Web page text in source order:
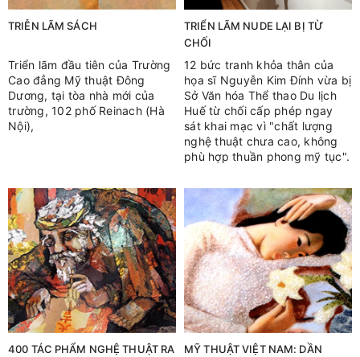
TRIỄN LÃM SÁCH
Triển lãm đầu tiên của Trường
Cao đẳng Mỹ thuật Đông
Dương, tại tòa nhà mới của
trường, 102 phố Reinach (Hà
Nội),
TRIỂN LÃM NUDE LẠI BỊ TỪ
CHỐI
12 bức tranh khỏa thân của
họa sĩ Nguyễn Kim Đính vừa bị
Sở Văn hóa Thể thao Du lịch
Huế từ chối cấp phép ngay
sát khai mạc vì "chất lượng
nghệ thuật chưa cao, không
phù hợp thuần phong mỹ tục".
400 TÁC PHẨM NGHỆ THUẬT RA
MỸ THUẬT VIỆT NAM: DẦN